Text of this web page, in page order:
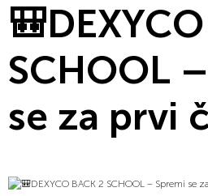
SCHOOL
se za prvi